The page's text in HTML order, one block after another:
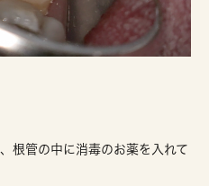
根管の中に消毒のお薬を入れて